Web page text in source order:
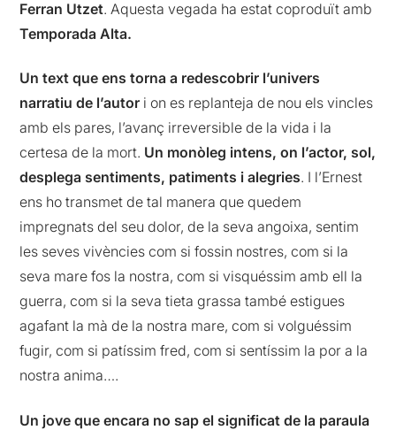
Ferran Utzet. Aquesta vegada ha estat coproduït amb
Temporada Alta.
Un text que ens torna a redescobrir l’univers
narratiu de l’autor i on es replanteja de nou els vincles
amb els pares, l’avanç irreversible de la vida i la
certesa de la mort. Un monòleg intens, on l’actor, sol,
desplega sentiments, patiments i alegries. I l’Ernest
ens ho transmet de tal manera que quedem
impregnats del seu dolor, de la seva angoixa, sentim
les seves vivències com si fossin nostres, com si la
seva mare fos la nostra, com si visquéssim amb ell la
guerra, com si la seva tieta grassa també estigues
agafant la mà de la nostra mare, com si volguéssim
fugir, com si patíssim fred, com si sentíssim la por a la
nostra anima….
Un jove que encara no sap el significat de la paraula